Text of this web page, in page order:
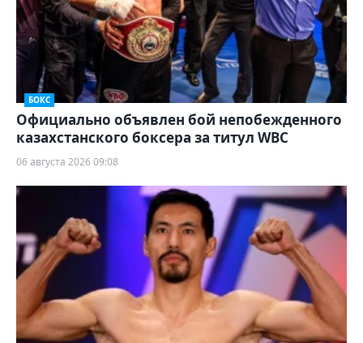
БОКС
Официально объявлен бой непобежденного
казахстанского боксера за титул WBC
06 августа 2026 09:08